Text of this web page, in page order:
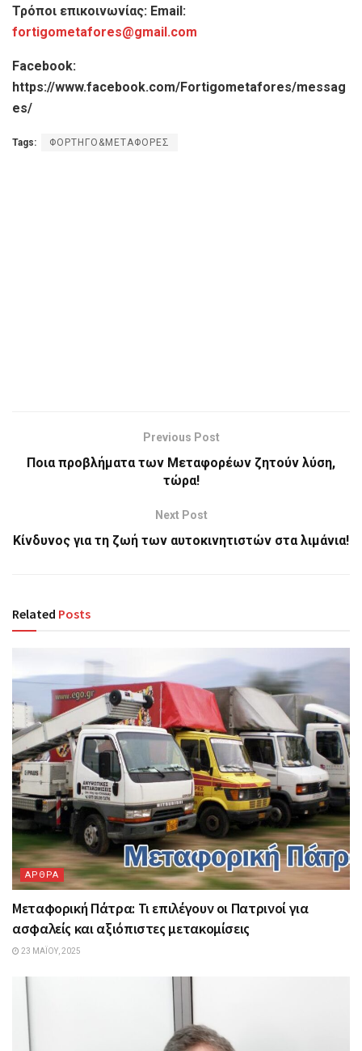
Τρόποι επικοινωνίας: Email:
fortigometafores@gmail.com
Facebook:
https://www.facebook.com/Fortigometafores/messag
es/
Tags: ΦΟΡΤΗΓΟ&ΜΕΤΑΦΟΡΕΣ
Previous Post
Ποια προβλήματα των Μεταφορέων ζητούν λύση,
τώρα!
Next Post
Κίνδυνος για τη ζωή των αυτοκινητιστών στα λιμάνια!
Related Posts
ΑΡΘΡΑ
Μεταφορική Πάτρα: Τι επιλέγουν οι Πατρινοί για
ασφαλείς και αξιόπιστες μετακομίσεις
23 ΜΑΪ́ΟΥ, 2025